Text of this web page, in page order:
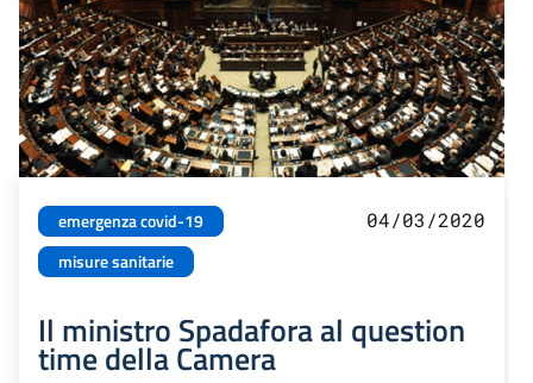
emergenza covid-19
misure sanitarie
04/03/2020
Il ministro Spadafora al question
time della Camera